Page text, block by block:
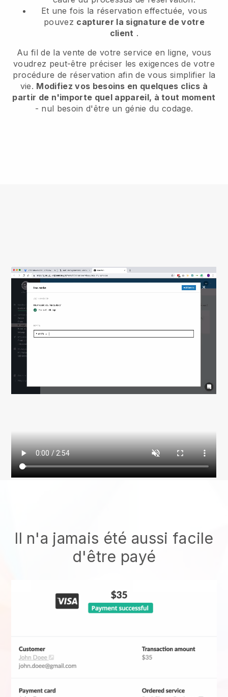
Et une fois la réservation effectuée, vous
pouvez capturer la signature de votre
client .
Au fil de la vente de votre service en ligne, vous
voudrez peut-être préciser les exigences de votre
procédure de réservation afin de vous simplifier la
vie. Modifiez vos besoins en quelques clics à
partir de n'importe quel appareil, à tout moment
- nul besoin d'être un génie du codage.
Il n'a jamais été aussi facile
d'être payé